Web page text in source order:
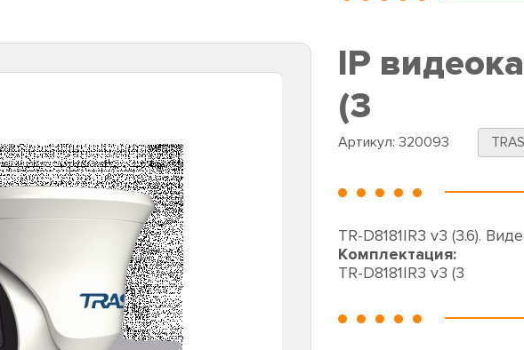
IP
(3
Артикул: 320093
TR-D8181IR3 v3 (3.6).
Комплектация:
TR-D8181IR3 v3 (3